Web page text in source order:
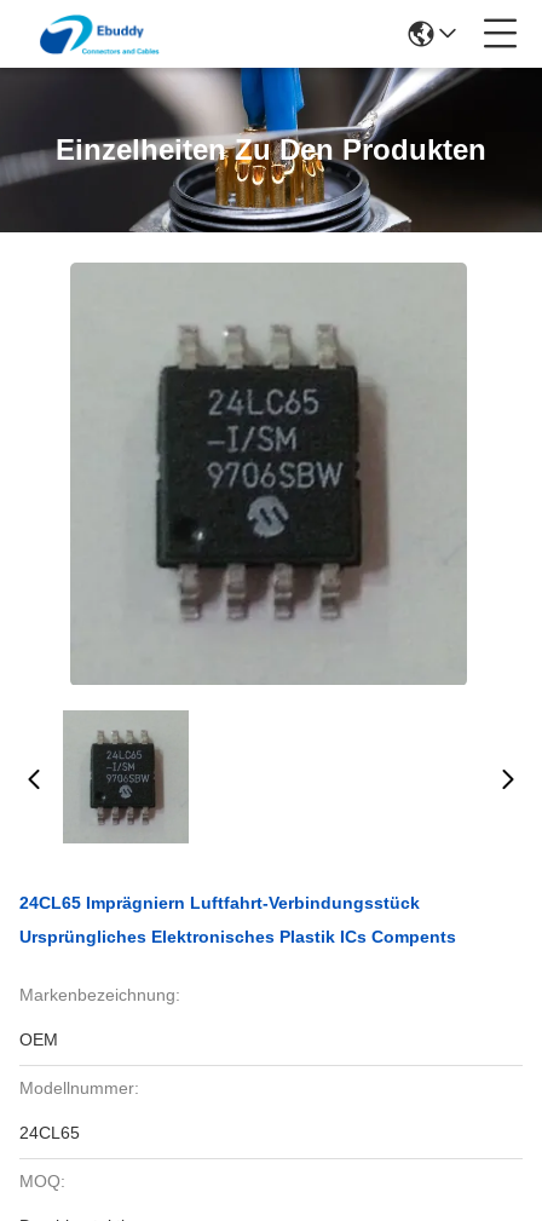
Einzelheiten Zu Den Produkten
24CL65 Imprägniern Luftfahrt-Verbindungsstück
Ursprüngliches Elektronisches Plastik ICs Compents
Markenbezeichnung:
OEM
Modellnummer:
24CL65
MOQ: